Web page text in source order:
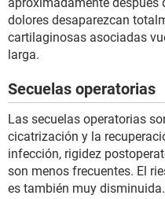
aproximadamente después
dolores desaparezcan
cartilaginosas asociadas
larga.
Secuelas operatorias
Las secuelas operatorias
cicatrización y la
infección, rigidez
son menos frecuentes. El
es también muy